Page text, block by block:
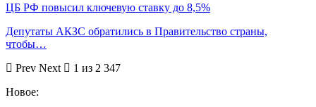
ЦБ РФ повысил ключевую ставку до 8,5%
Депутаты АКЗС обратились в Правительство страны,
чтобы…
Prev Next
1 из 2 347
Новое: